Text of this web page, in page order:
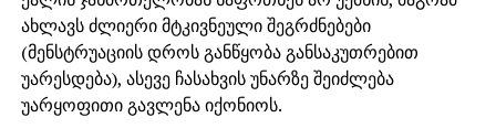
ახლავს ძლიერი მტკივნეული შეგრძნებები
(მენსტრუაციის დროს განწყობა განსაკუთრებით
უარესდება), ასევე ჩასახვის უნარზე შეიძლება
უარყოფითი გავლენა იქონიოს.